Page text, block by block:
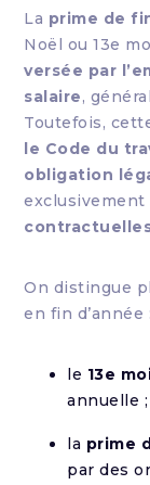
La prime de
Noël ou 13e
versée par
salaire,
Toutefois,
le Code du
obligation
exclusivement
On distingue
en fin d’année :
le 13e
annuelle ;
la prime
par des